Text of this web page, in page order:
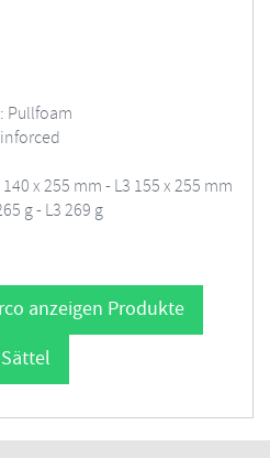
Pullfoam
x 255 mm - L3 155 x 255 mm
g - L3 269 g
anzeigen Produkte